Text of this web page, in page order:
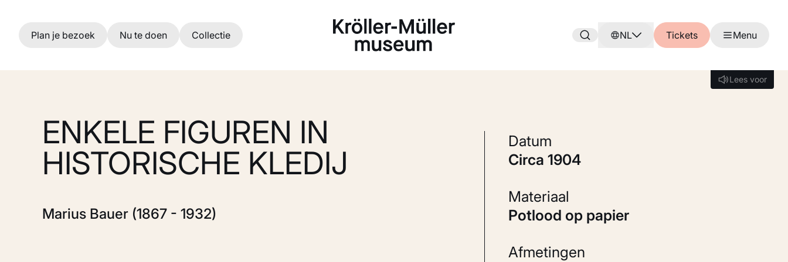
Ga naar hoofdinhoud
Plan je bezoek Nu te doen Collectie NL Tickets Menu
Lees voor
Lees voor
ENKELE FIGUREN IN
HISTORISCHE KLEDIJ
Marius Bauer (1867 - 1932)
Datum
circa 1904
Materiaal
Potlood op papier
Afmetingen